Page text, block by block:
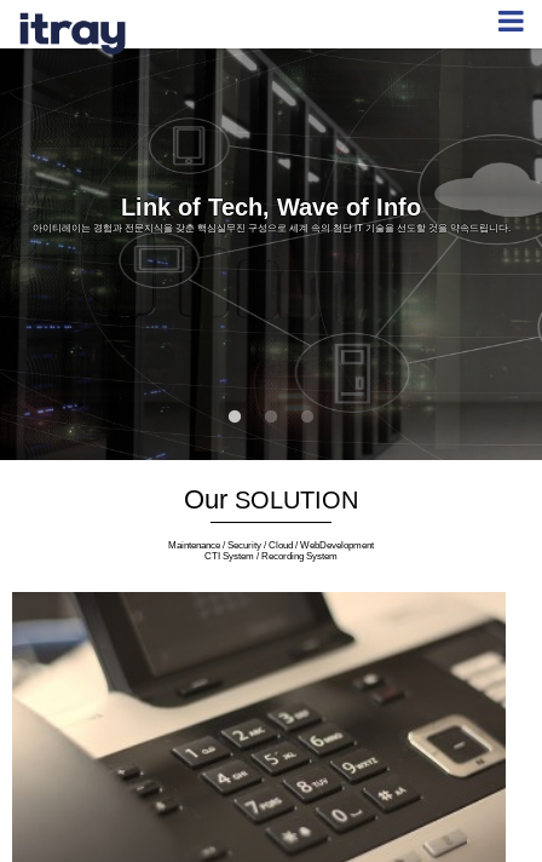
Link of Tech, Wave of Info
아이티레이는 경험과 전문지식을 갖춘 핵심실무진 구성으로 세계 속의 첨단 IT 기술을 선도할 것을 약속드립니다.
Maintenance / Security / Cloud / WebDevelopment
CTI System / Recording System